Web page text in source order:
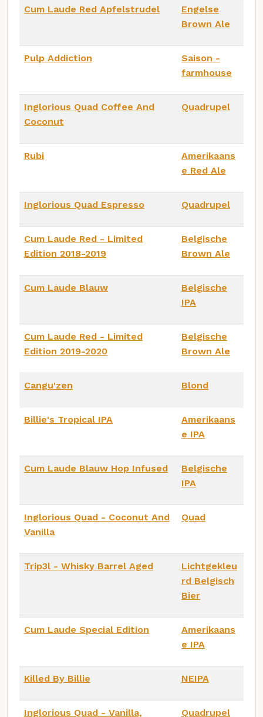
Cum Laude Red Apfelstrudel
Engelse
Brown Ale
Pulp Addiction
Saison -
farmhouse
Inglorious Quad Coffee And
Coconut
Quadrupel
Rubi
Amerikaans
e Red Ale
Inglorious Quad Espresso Quadrupel
Cum Laude Red - Limited
Edition 2018-2019
Belgische
Brown Ale
Cum Laude Blauw
Belgische
IPA
Cum Laude Red - Limited
Edition 2019-2020
Belgische
Brown Ale
Cangu'zen Blond
Billie's Tropical IPA
Amerikaans
e IPA
Cum Laude Blauw Hop Infused
Belgische
IPA
Inglorious Quad - Coconut And
Vanilla
Quad
Trip3l - Whisky Barrel Aged
Lichtgekleu
rd Belgisch
Bier
Cum Laude Special Edition
Amerikaans
e IPA
Killed By Billie NEIPA
Inglorious Quad - Vanilla, Quadrupel